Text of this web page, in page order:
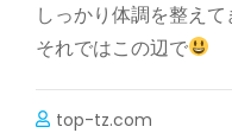
しっかり体調を整え
それではこの辺で
top-tz.com